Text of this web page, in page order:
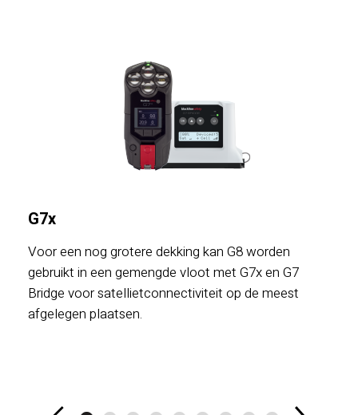
G7x
Voor een nog grotere dekking kan G8 worden
gebruikt in een gemengde vloot met G7x en G7
Bridge voor satellietconnectiviteit op de meest
afgelegen plaatsen.